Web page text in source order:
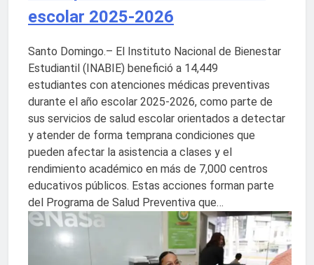
Sector de bancas deportivas
plantea posición sobre
Juegos de Azar
escolar 2025-2026
Santo Domingo.– El Instituto Nacional de Bienestar
Estudiantil (INABIE) benefició a 14,449
estudiantes con atenciones médicas preventivas
durante el año escolar 2025-2026, como parte de
sus servicios de salud escolar orientados a detectar
y atender de forma temprana condiciones que
pueden afectar la asistencia a clases y el
rendimiento académico en más de 7,000 centros
educativos públicos. Estas acciones forman parte
del Programa de Salud Preventiva que…